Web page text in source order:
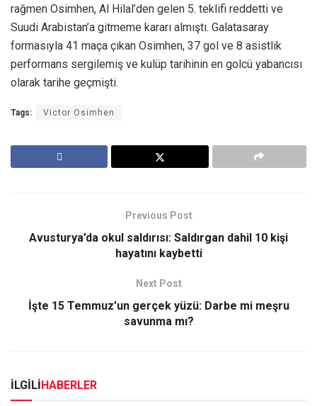
rağmen Osimhen, Al Hilal’den gelen 5. teklifi reddetti ve
Suudi Arabistan’a gitmeme kararı almıştı. Galatasaray
formasıyla 41 maça çıkan Osimhen, 37 gol ve 8 asistlik
performans sergilemiş ve kulüp tarihinin en golcü yabancısı
olarak tarihe geçmişti.
Tags: Victor Osimhen
Previous Post
Avusturya’da okul saldırısı: Saldırgan dahil 10 kişi
hayatını kaybetti
Next Post
İşte 15 Temmuz’un gerçek yüzü: Darbe mi meşru
savunma mı?
İLGİLİHABERLER